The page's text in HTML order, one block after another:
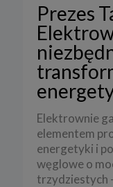
Prezes
Elektrownie
elementem
energetyki i
węglowe o
trzydziestych